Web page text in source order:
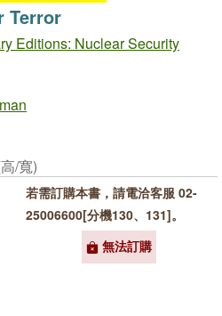
Terror
Editions: Nuclear Security
/寬)
若需訂購本書，請電洽客服 02-
25006600[分機130、131]。
無法訂購